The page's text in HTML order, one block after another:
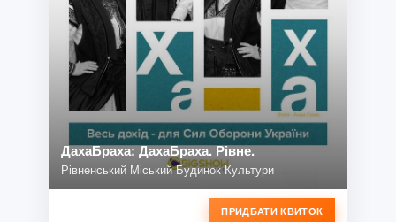
ДахаБраха: ДахаБраха. Рівне.
Рівненський Міський Будинок Культури
ПРИДБАТИ КВИТОК